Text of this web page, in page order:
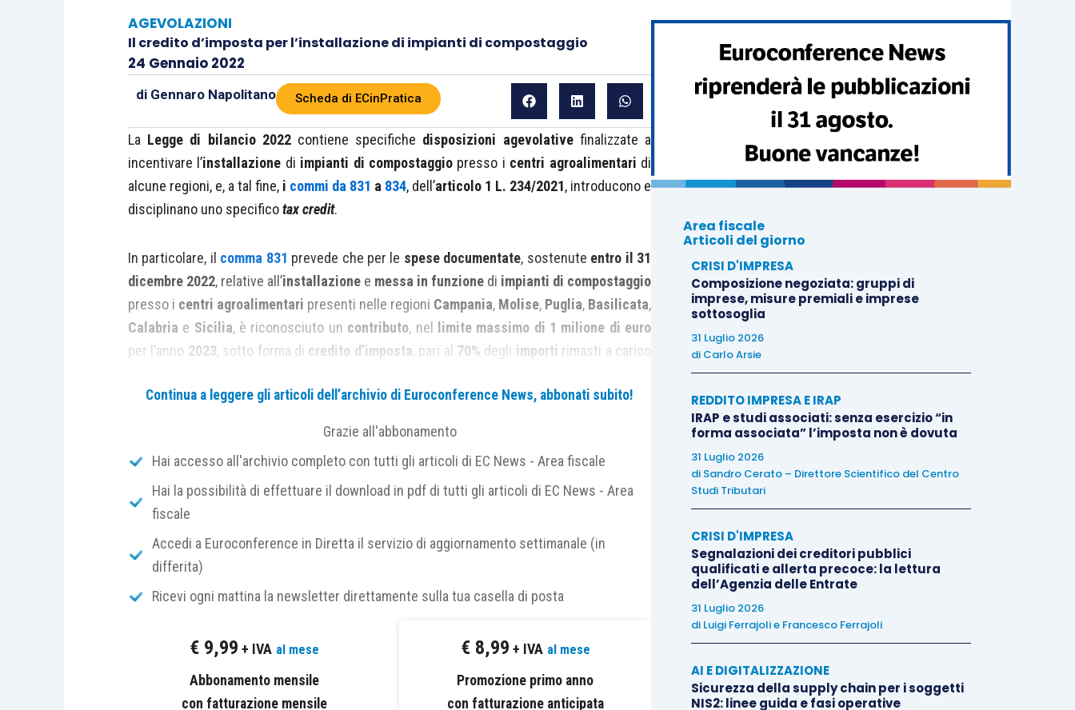
AGEVOLAZIONI
Il credito d’imposta per l’installazione di impianti di compostaggio
24 Gennaio 2022
di Gennaro Napolitano Scheda di ECinPratica
La Legge di bilancio 2022contiene specifiche disposizioni agevolativefinalizzate a
incentivare l’installazione di impianti di compostaggio presso i centri agroalimentari di
alcune regioni, e, a tal fine, i commi da 831 a 834, dell’articolo 1 L. 234/2021, introducono e
disciplinano uno specificotax credit.
In particolare, il comma 831 prevede che per le spese documentate, sostenute entro il 31
dicembre 2022, relative all’installazione e messa in funzione di impianti di compostaggio
presso i centri agroalimentari presenti nelle regioni Campania, Molise, Puglia, Basilicata,
Calabria e Sicilia, è riconosciuto un contributo, nel limite massimo di 1 milione di euro
per l’anno 2023, sotto forma di credito d’imposta, pari al 70% degli importi rimasti a carico
stabilisce che l’agevolazione
70% deirifiuti organiciprodotti dallo stesso centro.
La nozione di
dell’ambiente(D.Lgs. 152/2006 ), il cuiarticolo 183,comma 1,lettera d), stabilisce che
devono intendersi per tali i “
cucina prodotti da nuclei domestici, ristoranti, uffici, attività all’ingrosso, mense, servizi di
ristorazione e punti vendita al dettaglio e rifiuti equiparabili prodotti dagli impianti dell’industria
compostaggioconsiste, invece, nel
attraverso il quale, a partire dal
trattamentodeirifiutie deimateriali di scarto processi produttivi, è possibile creare
Continua a leggere gli articoli dell’archivio di Euroconference News, abbonati subito!
Grazie all'abbonamento
Hai accesso all'archivio completo con tutti gli articoli di EC News - Area fiscale
Hai la possibilità di effettuare il download in pdf di tutti gli articoli di EC News - Area
fiscale
Accedi a Euroconference in Diretta il servizio di aggiornamento settimanale (in
differita)
Ricevi ogni mattina la newsletter direttamente sulla tua casella di posta
€ 9,99 + IVA al mese
Abbonamento mensile
con fatturazione mensile
€ 8,99 + IVA al mese
Promozione primo anno
con fatturazione anticipata
Area fiscale
Articoli del giorno
CRISI D'IMPRESA
Composizione negoziata: gruppi di
imprese, misure premiali e imprese
sottosoglia
31 Luglio 2026
di Carlo Arsie
REDDITO IMPRESA E IRAP
IRAP e studi associati: senza esercizio “in
forma associata” l’imposta non è dovuta
31 Luglio 2026
di Sandro Cerato – Direttore Scientifico del Centro
Studi Tributari
CRISI D'IMPRESA
Segnalazioni dei creditori pubblici
qualificati e allerta precoce: la lettura
dell’Agenzia delle Entrate
31 Luglio 2026
di Luigi Ferrajolie Francesco Ferrajoli
AI E DIGITALIZZAZIONE
Sicurezza della supply chain per i soggetti
NIS2: linee guida e fasi operative